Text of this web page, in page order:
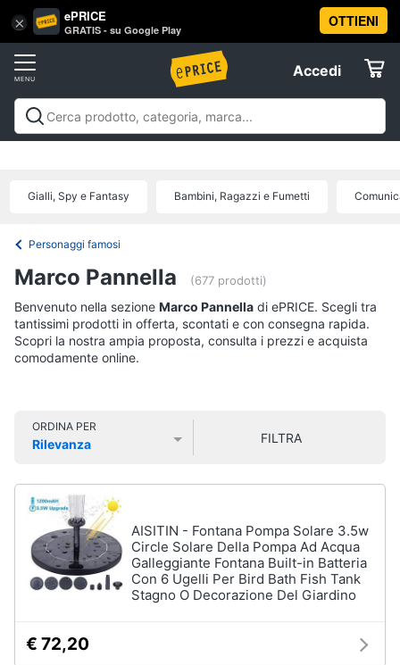
× ePRICE
GRATIS - su Google Play
OTTIENI
Accedi
Accedi
Registrati
Offerte
Tv
e
Home
Cinema
home
Audio
e
musica
Vai
al
Libri,
cd
e
Libri
e
Attualità,
e
diritto
Libri
Arte,
Architettura
tutti
Blu-
Gialli, Spy e Fantasy Bambini, Ragazzi e Fumetti
Personaggi famosi
Marco Pannella (677 prodotti)
Benvenuto nella sezione Marco Pannella di ePRICE. Scegli tra
tantissimi prodotti in offerta, scontati e con consegna rapida.
Scopri la nostra ampia proposta, consulta i prezzi e acquista
comodamente online.
ORDINA PER
Rilevanza
FILTRA
AISITIN - Fontana Pompa Solare 3.5w
Circle Solare Della Pompa Ad Acqua
Galleggiante Fontana Built-in Batteria
Con 6 Ugelli Per Bird Bath Fish Tank
Stagno O Decorazione Del Giardino
€ 72,20